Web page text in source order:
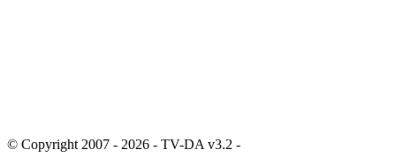
© Copyright 2007 - 2026 - TV-DA v3.2 -